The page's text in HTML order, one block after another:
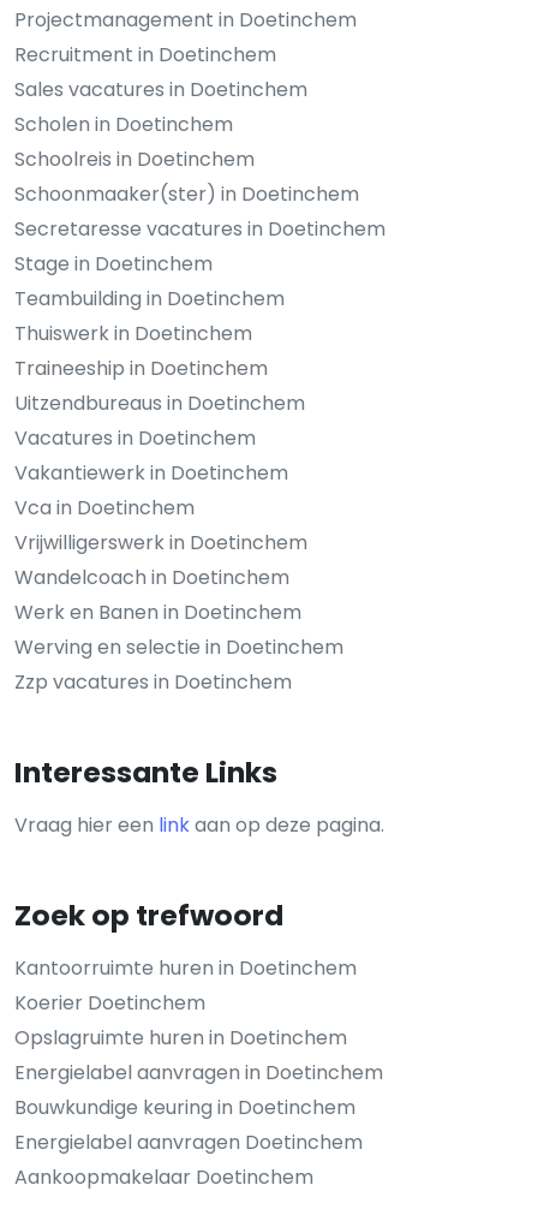
Projectmanagement in Doetinchem
Recruitment in Doetinchem
Sales vacatures in Doetinchem
Scholen in Doetinchem
Schoolreis in Doetinchem
Schoonmaaker(ster) in Doetinchem
Secretaresse vacatures in Doetinchem
Stage in Doetinchem
Teambuilding in Doetinchem
Thuiswerk in Doetinchem
Traineeship in Doetinchem
Uitzendbureaus in Doetinchem
Vacatures in Doetinchem
Vakantiewerk in Doetinchem
Vca in Doetinchem
Vrijwilligerswerk in Doetinchem
Wandelcoach in Doetinchem
Werk en Banen in Doetinchem
Werving en selectie in Doetinchem
Zzp vacatures in Doetinchem
Interessante Links
Vraag hier een linkaan op deze pagina.
Zoek op trefwoord
Kantoorruimte huren in Doetinchem
Koerier Doetinchem
Opslagruimte huren in Doetinchem
Energielabel aanvragen in Doetinchem
Bouwkundige keuring in Doetinchem
Energielabel aanvragen Doetinchem
Aankoopmakelaar Doetinchem